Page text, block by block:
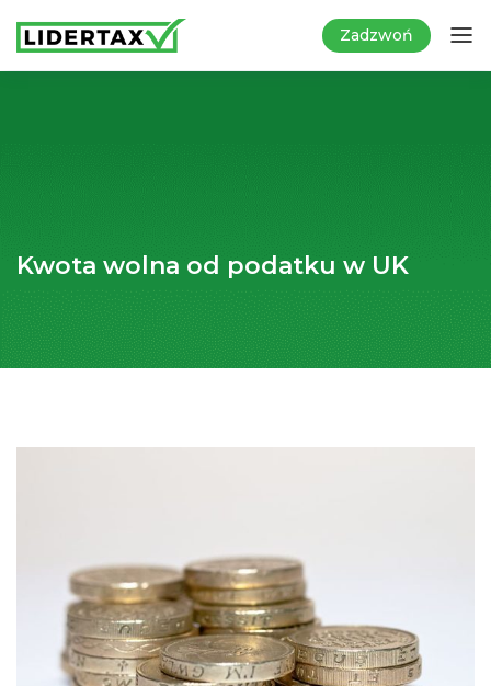
Zadzwoń
Kwota wolna od podatku w UK